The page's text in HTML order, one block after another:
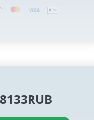
8133RUB